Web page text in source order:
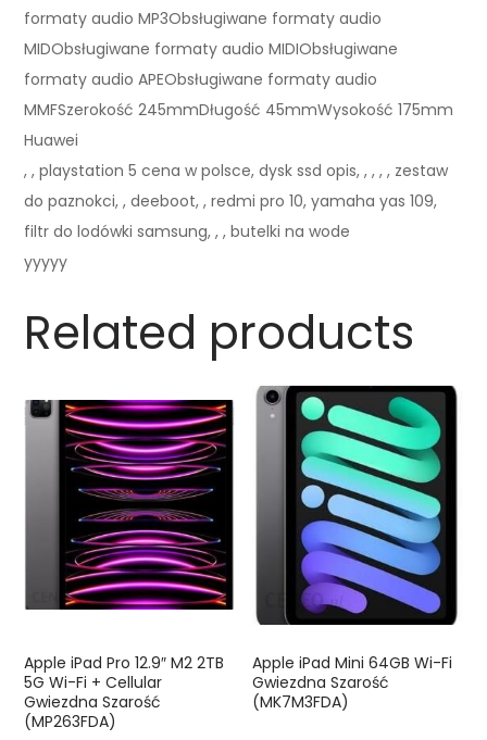
formaty audio MP3Obsługiwane formaty audio
MIDObsługiwane formaty audio MIDIObsługiwane
formaty audio APEObsługiwane formaty audio
MMFSzerokość 245mmDługość 45mmWysokość 175mm
Huawei
, , playstation 5 cena w polsce, dysk ssd opis, , , , , zestaw
do paznokci, , deeboot, , redmi pro 10, yamaha yas 109,
filtr do lodówki samsung, , , butelki na wode
yyyyy
Related products
Apple iPad Pro 12.9″ M2 2TB
5G Wi-Fi + Cellular
Gwiezdna Szarość
(MP263FDA)
Apple iPad Mini 64GB Wi-Fi
Gwiezdna Szarość
(MK7M3FDA)